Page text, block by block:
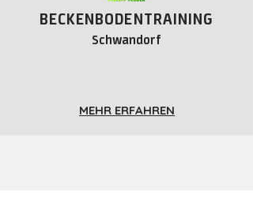
BECKENBODENTRAINING
Schwandorf
MEHR ERFAHREN